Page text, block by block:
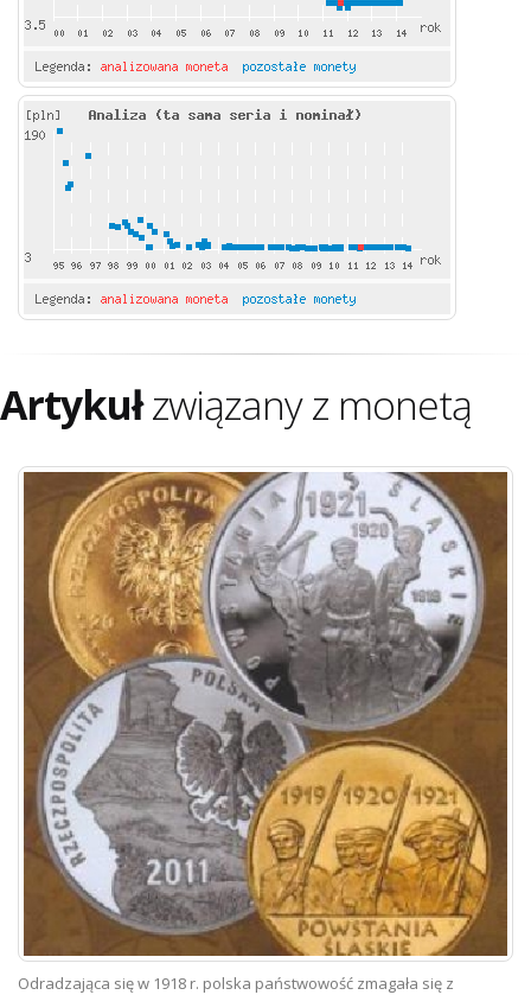
Artykułzwiązany z monetą
Odradzająca się w 1918 r. polska państwowość zmagała się z